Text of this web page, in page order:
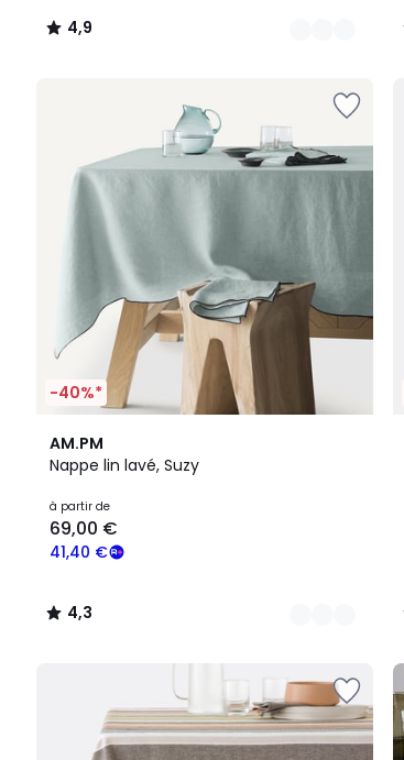
4,9
/
-40%*
AM.PM
Nappe lin lavé, Suzy
à partir de
41,40 €
69,00 €
4,3
/ 5
8
Couleurs
4,3
/